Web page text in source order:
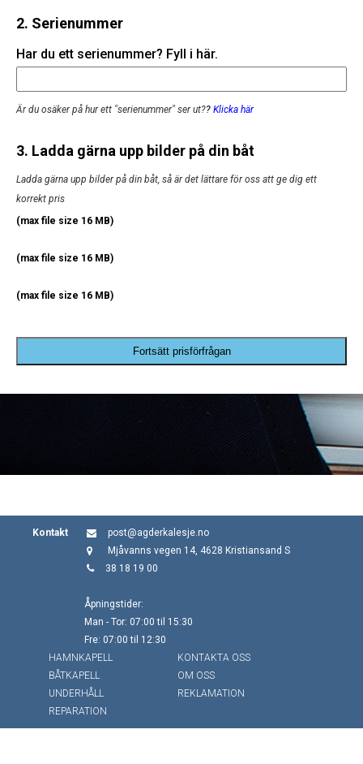
2. Serienummer
Har du ett serienummer? Fyll i här.
Är du osäker på hur ett "serienummer" ser ut?? Klicka här
3. Ladda gärna upp bilder på din båt
Ladda gärna upp bilder på din båt, så är det lättare för oss att ge dig ett
korrekt pris
(max file size 16 MB)
(max file size 16 MB)
(max file size 16 MB)
Fortsätt prisförfrågan
Kontakt
post@agderkalesje.no
Mjåvanns vegen 14, 4628 Kristiansand S
38 18 19 00
Åpningstider:
Man - Tor: 07:00 til 15:30
Fre: 07:00 til 12:30
HAMNKAPELL
BÅTKAPELL
UNDERHÅLL
REPARATION
KONTAKTA OSS
OM OSS
REKLAMATION